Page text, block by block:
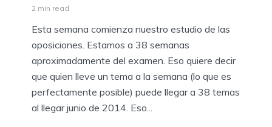
2 min read
Esta semana comienza nuestro estudio de las
oposiciones. Estamos a 38 semanas
aproximadamente del examen. Eso quiere decir
que quien lleve un tema a la semana (lo que es
perfectamente posible) puede llegar a 38 temas
al llegar junio de 2014. Eso...